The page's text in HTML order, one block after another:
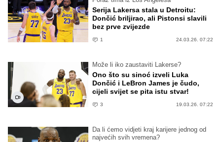
Serija Lakersa stala u Detroitu:
Dončić briljirao, ali Pistonsi slavili
bez prve zvijezde
1 24.03.26. 07:22
Može li iko zaustaviti Lakerse?
Ono što su sinoć izveli Luka
Dončić i LeBron James je čudo,
cijeli svijet se pita istu stvar!
3 19.03.26. 07:22
Da li ćemo vidjeti kraj karijere jednog od
najvećih svih vremena?